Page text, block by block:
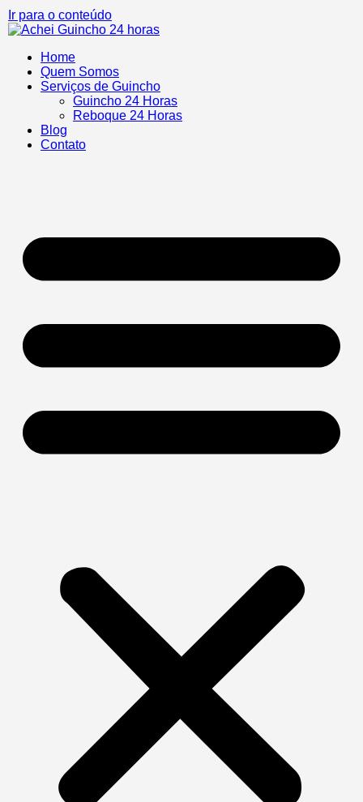
Ir para o conteúdo
Home
Quem Somos
Serviços de Guincho
Guincho 24 Horas
Reboque 24 Horas
Blog
Contato